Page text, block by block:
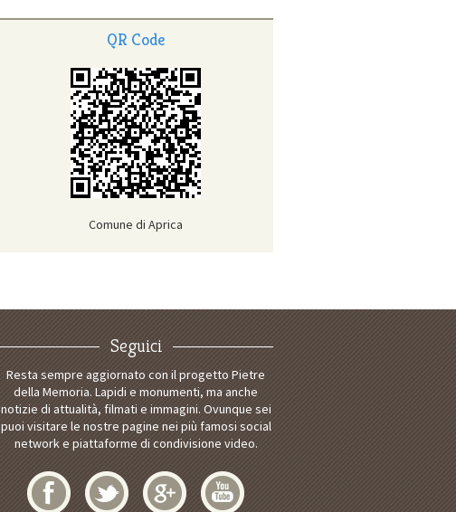
QR Code
Comune di Aprica
Seguici
Resta sempre aggiornato con il progetto Pietre
della Memoria. Lapidi e monumenti, ma anche
notizie di attualità, filmati e immagini. Ovunque sei
puoi visitare le nostre pagine nei più famosi social
network e piattaforme di condivisione video.